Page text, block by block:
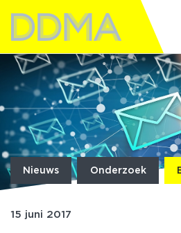
Nieuws Onderzoek
15 juni 2017